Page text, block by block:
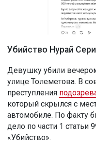
Убийство Нурай
Девушку убили
улице Толеметова. В
преступления
который скрылся с
автомобиле. По факту
дело по части 1 статьи
«Убийство».